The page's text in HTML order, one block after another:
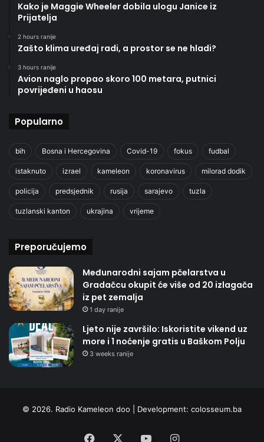
Kako je Maggie Wheeler dobila ulogu Janice iz
Prijatelja
2 hours ranije
Zašto klima uređaj radi, a prostor se ne hladi?
3 hours ranije
Avion naglo propao skoro 100 metara, putnici
povrijeđeni u haosu
Popularno
bih Bosna i Hercegovina Covid-19 fokus fudbal
istaknuto izrael kameleon koronavirus milorad dodik
policija predsjednik rusija sarajevo tuzla
tuzlanski kanton ukrajina vrijeme
Preporučujemo
Međunarodni sajam pčelarstva u
Gradačcu okupit će više od 20 izlagača
iz pet zemalja
1 day ranije
Ljeto nije završilo: Iskoristite vikend uz
more i 1 noćenje gratis u Baškom Polju
3 weeks ranije
© 2026. Radio Kameleon doo | Development: colosseum.ba
Facebook YouTubeInstagram